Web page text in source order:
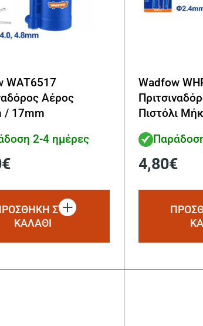
WAT6517
Αέρος
/ 17mm
2-4 ημέρες
€
ΣΤΟ
ΚΑΛΑΘΙ
Wadfow
Πιστόλι
4,80€